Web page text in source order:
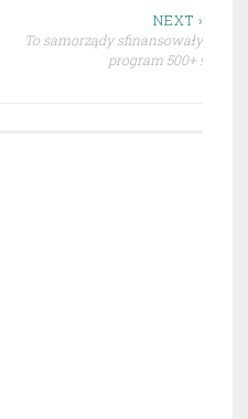
NEXT ›
To samorządy sfinansowały
program 500+ !